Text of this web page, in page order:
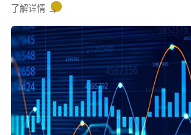
了解详情